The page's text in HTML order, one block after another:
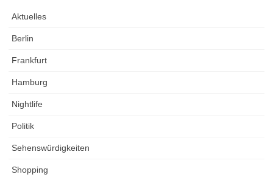
Aktuelles
Berlin
Frankfurt
Hamburg
Nightlife
Politik
Sehenswürdigkeiten
Shopping